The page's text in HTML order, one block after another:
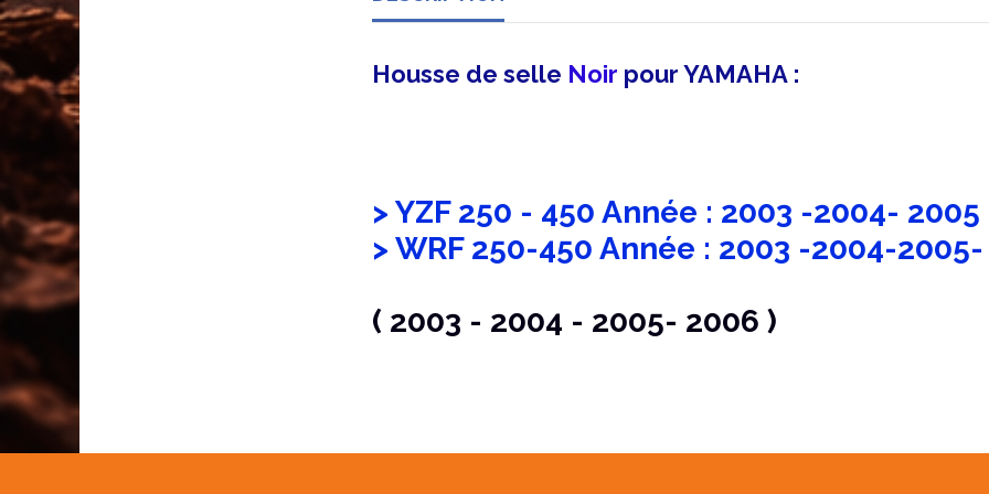
Housse de selle Noir pour YAMAHA :
> YZF 250 - 450 Année : 2003 -2004- 2005
> WRF 250-450 Année : 2003 -2004-
( 2003 - 2004 - 2005- 2006 )